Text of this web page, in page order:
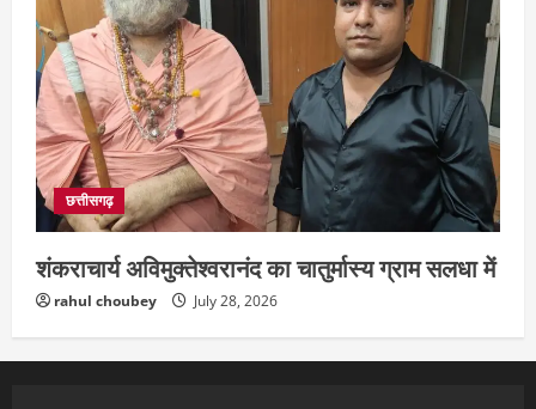
छत्तीसगढ़
शंकराचार्य अविमुक्तेश्वरानंद का चातुर्मास्य ग्राम सलधा में
rahul choubey July 28, 2026